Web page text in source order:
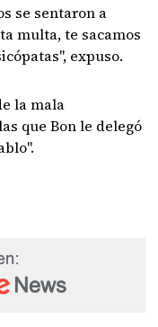
se sentaron a
multa, te sacamos
expuso.
la mala
que Bon le delegó